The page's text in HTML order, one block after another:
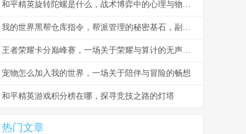
和平精英旋转陀螺是什么，战术博弈中的心理与物理轴心
我的世界黑帮仓库指令，帮派管理的秘密基石，副标题，指令构筑的地下秩序与财富堡垒
王者荣耀卡分巅峰赛，一场关于荣耀与算计的无声战争
宠物怎么加入我的世界，一场关于陪伴与冒险的畅想
和平精英游戏积分榜在哪，探寻竞技之路的灯塔
热门文章